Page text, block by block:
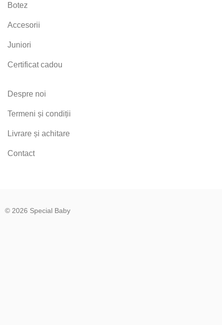
Botez
Accesorii
Juniori
Certificat cadou
Despre noi
Termeni și condiții
Livrare și achitare
Contact
© 2026 Special Baby